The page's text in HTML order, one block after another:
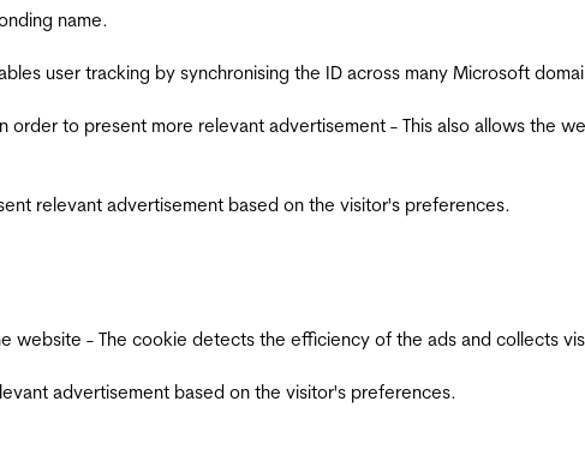
name.
user tracking by synchronising the ID across many Microsoft
to present more relevant advertisement - This also allows the
relevant advertisement based on the visitor's preferences.
website - The cookie detects the efficiency of the ads and collects
advertisement based on the visitor's preferences.